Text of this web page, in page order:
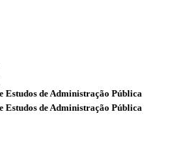
Estudos de Administração Pública
Estudos de Administração Pública